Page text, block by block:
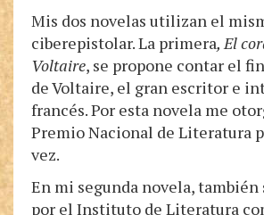
Mis dos novelas utilizan el
ciberepistolar. La primera, El
Voltaire, se propone contar el
de Voltaire, el gran escritor e
francés. Por esta novela me
Premio Nacional de Literatura
vez.
En mi segunda novela,
por el Instituto de Literatura